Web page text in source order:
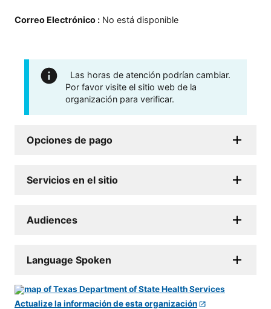
Correo Electrónico : No está disponible
Las horas de atención podrían cambiar.
Por favor visite el sitio web de la
organización para verificar.
Opciones de pago
Servicios en el sitio
Audiences
Language Spoken
Actualize la información de esta organización